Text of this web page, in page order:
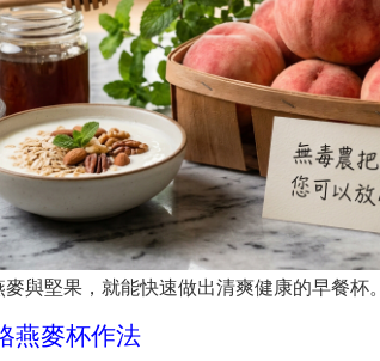
與堅果，就能快速做出清爽健康的早餐杯。
燕麥杯作法